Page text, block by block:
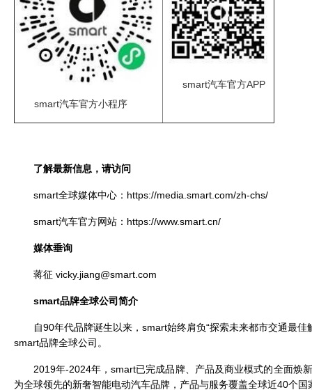
smart汽车官方小程序
smart汽车官方APP
了解最新信息，请访问
smart全球媒体中心：https://media.smart.com/zh-chs/
smart汽车官方网站：https://www.smart.cn/
媒体垂询
蒋征 vicky.jiang@smart.com
smart品牌全球公司简介
自90年代品牌诞生以来，smart始终肩负“探索未来都市交通最
smart品牌全球公司。
2019年-2024年，smart已完成品牌、产品及商业模式的全面焕
为全球领先的新奢智能电动汽车品牌，产品与服务覆盖全球近40个